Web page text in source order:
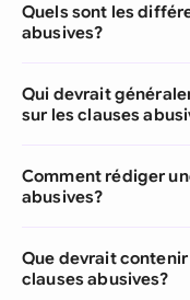
Quels sont les
abusives?
Qui devrait
sur les clauses
Comment rédiger
abusives?
Que devrait
clauses abusives?